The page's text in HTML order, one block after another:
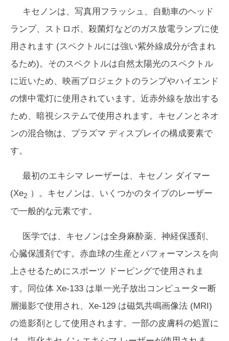
キセノンは、写真用フラッシュ、自動車のヘッド
ランプ、ストロボ、殺菌灯などのガス放電ランプに使
用されます (スペクトルには強い紫外線成分が含まれ
るため)。そのスペクトルは自然太陽光のスペクトル
に近いため、映画プロジェクトのランプやハイエンド
の懐中電灯に使用されています。近赤外線を放出する
ため、暗視システムで使用されます。キセノンとネオ
ンの混合物は、プラズマ ディスプレイの構成要素で
す。
最初のエキシマ レーザーは、キセノン ダイマー
(Xe2 ）。キセノンは、いくつかのタイプのレーザー
で一般的な元素です。
医学では、キセノンは全身麻酔薬、神経保護剤、
心臓保護剤です。赤血球の生産とパフォーマンスを向
上させるためにスポーツ ドーピングで使用されま
す。同位体 Xe-133 は単一光子放出コンピューター断
層撮影で使用され、Xe-129 は磁気共鳴画像法 (MRI)
の造影剤として使用されます。一部の皮膚科の処置に